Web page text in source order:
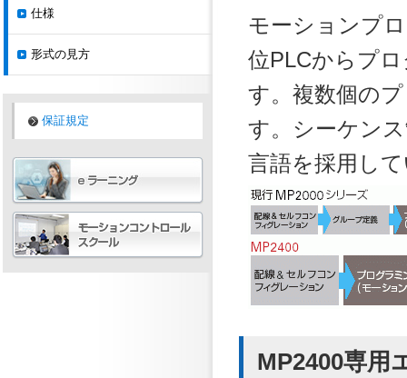
モーションプ
位PLCからプ
す。複数個の
す。シーケン
言語を採用し
MP2400専用
仕様
形式の見方
保証規定